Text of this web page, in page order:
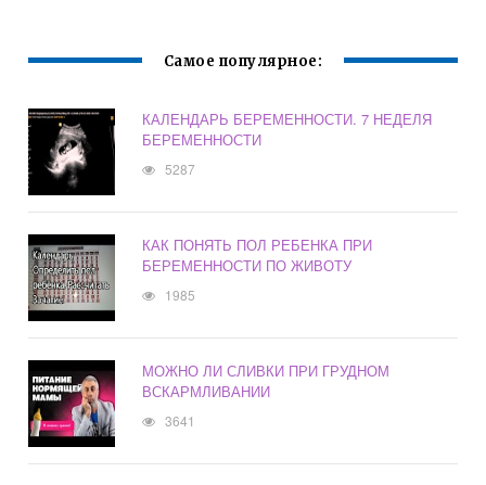
Самое популярное:
КАЛЕНДАРЬ БЕРЕМЕННОСТИ. 7 НЕДЕЛЯ
БЕРЕМЕННОСТИ
5287
КАК ПОНЯТЬ ПОЛ РЕБЕНКА ПРИ
БЕРЕМЕННОСТИ ПО ЖИВОТУ
1985
МОЖНО ЛИ СЛИВКИ ПРИ ГРУДНОМ
ВСКАРМЛИВАНИИ
3641